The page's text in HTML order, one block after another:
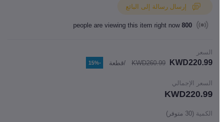
800
people are viewing this item right now
السعر
KWD220.99
KWD260.99 /قطعة -15%
السعر الإجمالي
KWD220.99
الكمية (
30 متوفر)